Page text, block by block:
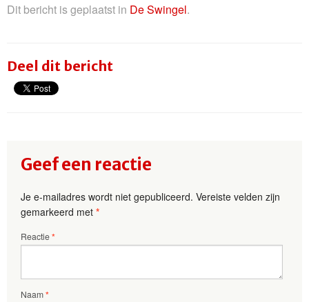
Dit bericht is geplaatst in De Swingel.
Deel dit bericht
Geef een reactie
Je e-mailadres wordt niet gepubliceerd. Vereiste velden zijn
gemarkeerd met *
Reactie*
Naam*